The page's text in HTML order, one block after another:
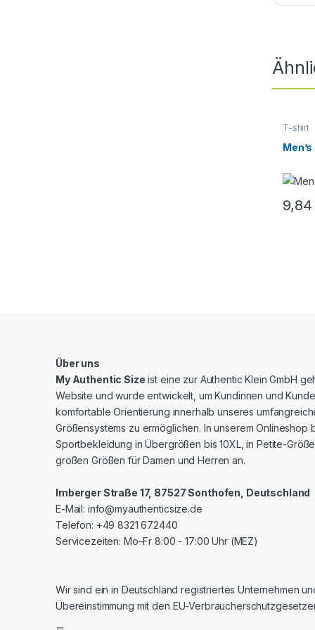
T-shirt
Über uns
My Authentic Size ist eine zur Authentic Klein GmbH
Website und wurde entwickelt, um Kundinnen und
komfortable Orientierung innerhalb unseres
Größensystems zu ermöglichen. In unserem Onlineshop
Sportbekleidung in Übergrößen bis 10XL, in Petite-
großen Größen für Damen und Herren an.
Imberger Straße 17, 87527 Sonthofen, Deutschland
E-Mail: info@myauthenticsize.de
Telefon: +49 8321 672440
Servicezeiten: Mo–Fr 8:00 - 17:00 Uhr (MEZ)
Wir sind ein in Deutschland registriertes Unternehmen
Übereinstimmung mit den EU-